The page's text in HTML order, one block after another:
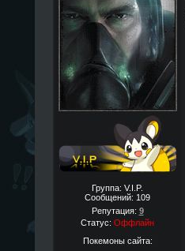
Группа: V.I.P.
Сообщений: 109
Репутация: 9
Статус: Оффлайн
Покемоны сайта: